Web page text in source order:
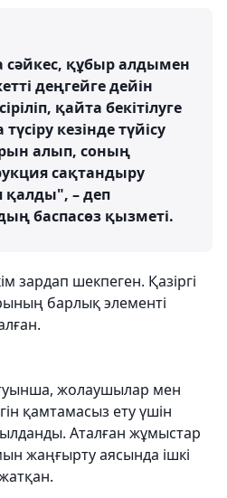
құбыр алдымен
деңгейге дейін
қайта бекітілуге
кезінде түйісу
алып, соның
сақтандыру
қалды", – деп
баспасөз қызметі.
зардап шекпеген. Қазіргі
барлық элементі
жолаушылар мен
қамтамасыз ету үшін
Аталған жұмыстар
жаңғырту аясында ішкі